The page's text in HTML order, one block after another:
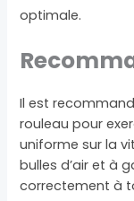
optimale.
Il est
rouleau pour
uniforme sur la
bulles d’air et à
correctement à